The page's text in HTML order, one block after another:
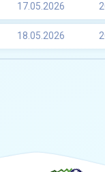
17.05.2026
18.05.2026